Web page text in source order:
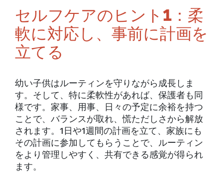
セルフケアのヒント1：柔
軟に対応し、事前に計画を
立てる
幼い子供はルーティンを守りながら成長しま
す。そして、特に柔軟性があれば、保護者も同
様です。家事、用事、日々の予定に余裕を持つ
ことで、バランスが取れ、慌ただしさから解放
されます。1日や1週間の計画を立て、家族にも
その計画に参加してもらうことで、ルーティン
をより管理しやすく、共有できる感覚が得られ
ます。